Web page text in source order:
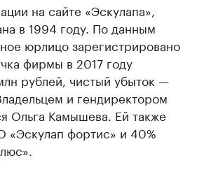
на сайте «Эскулапа»,
в 1994 году. По данным
юрлицо зарегистрировано
фирмы в 2017 году
рублей, чистый убыток —
и гендиректором
Ольга Камышева. Ей также
фортис» и 40%